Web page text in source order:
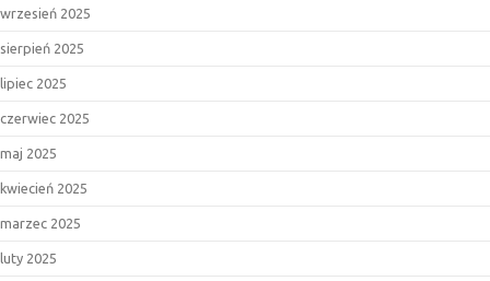
wrzesień 2025
sierpień 2025
lipiec 2025
czerwiec 2025
maj 2025
kwiecień 2025
marzec 2025
luty 2025